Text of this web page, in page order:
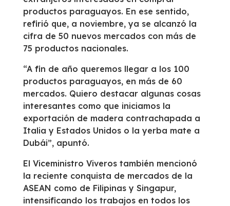
productos paraguayos. En ese sentido,
refirió que, a noviembre, ya se alcanzó la
cifra de 50 nuevos mercados con más de
75 productos nacionales.
“A fin de año queremos llegar a los 100
productos paraguayos, en más de 60
mercados. Quiero destacar algunas cosas
interesantes como que iniciamos la
exportación de madera contrachapada a
Italia y Estados Unidos o la yerba mate a
Dubái”, apuntó.
El Viceministro Viveros también mencionó
la reciente conquista de mercados de la
ASEAN como de Filipinas y Singapur,
intensificando los trabajos en todos los